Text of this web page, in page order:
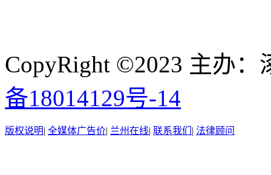
CopyRight ©2023 主办
备18014129号-14
版权说明| 全媒体广告价| 兰州在线| 联系我们 | 法律顾问